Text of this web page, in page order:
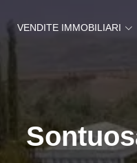
VENDITE IMMOBILIARI